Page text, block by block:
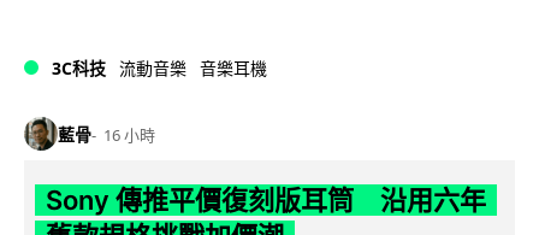
3C科技 流動音樂 音樂耳機
藍骨 16 小時
Sony 傳推平價復刻版耳筒 沿用六年